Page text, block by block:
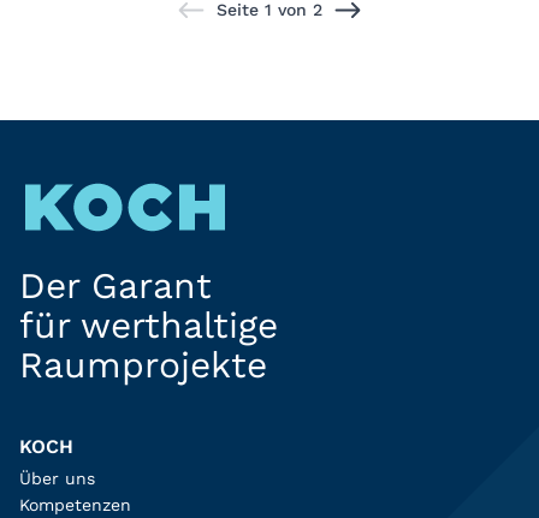
Seite 1 von 2
Der Garant
für werthaltige
Raumprojekte
KOCH
Über uns
Kompetenzen